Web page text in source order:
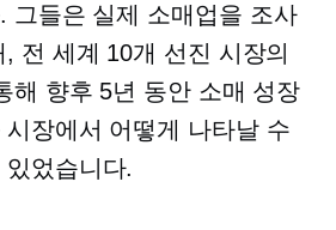
그들은 실제 소매업을 조사
, 전 세계 10개 선진 시장의
해 향후 5년 동안 소매 성장
장에서 어떻게 나타날 수
었습니다.